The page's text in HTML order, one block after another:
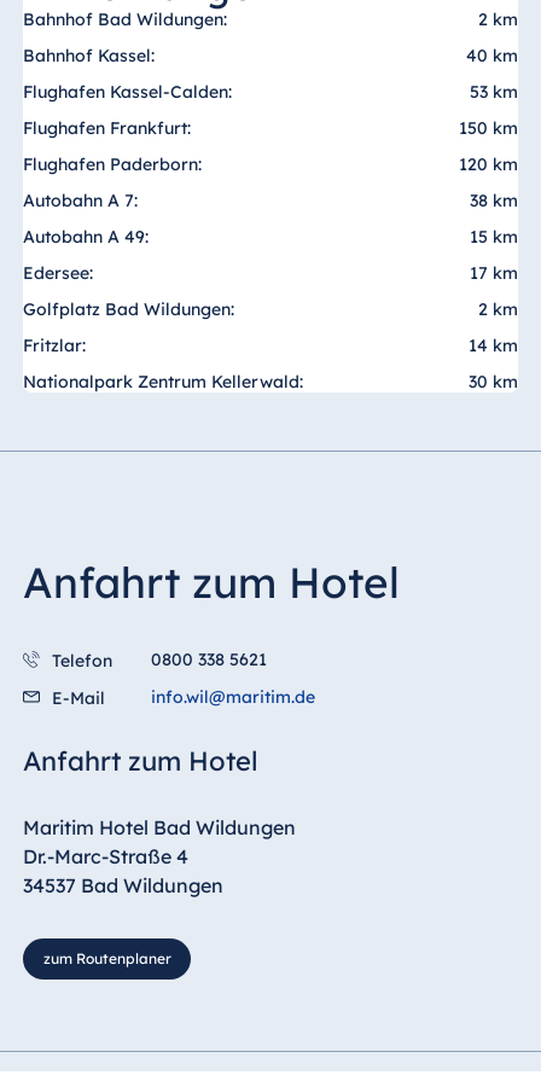
China
Hotel Taicang
Garden
Hotel &
Conference
Center Taicang
Resort Calabria
Malta
Antonine Hotel &
Resort & Spa
Bahnhof Bad Wildungen:
2 km
Bahnhof Kassel:
40 km
Flughafen Kassel-Calden:
53 km
Flughafen Frankfurt:
150 km
Flughafen Paderborn:
120 km
Autobahn A 7:
38 km
Autobahn A 49:
15 km
Edersee:
17 km
Golfplatz Bad Wildungen:
2 km
Fritzlar:
14 km
Nationalpark Zentrum Kellerwald:
30 km
Anfahrt zum Hotel
Telefon
0800 338 5621
E-Mail
info.wil@maritim.de
Anfahrt zum Hotel
Maritim Hotel Bad Wildungen
Dr.-Marc-Straße 4
34537 Bad Wildungen
zum Routenplaner